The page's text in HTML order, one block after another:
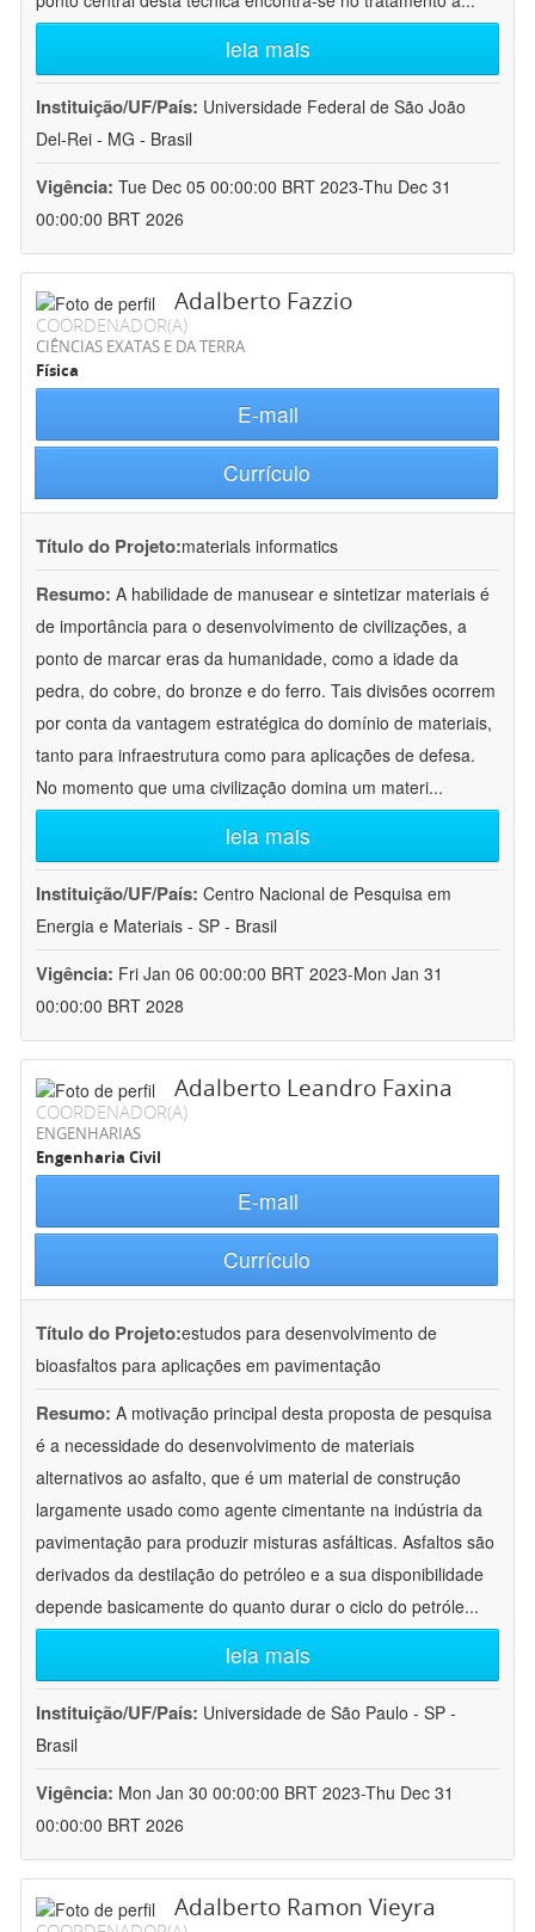
leia mais
Instituição/UF/País: Universidade Federal de São João
Del-Rei - MG - Brasil
Vigência: Tue Dec 05 00:00:00 BRT 2023-Thu Dec 31
00:00:00 BRT 2026
Adalberto Fazzio
COORDENADOR(A)
CIÊNCIAS EXATAS E DA TERRA
Física
E-mail
Currículo
Título do Projeto:materials informatics
Resumo: A habilidade de manusear e sintetizar materiais é
de importância para o desenvolvimento de civilizações, a
ponto de marcar eras da humanidade, como a idade da
pedra, do cobre, do bronze e do ferro. Tais divisões ocorrem
por conta da vantagem estratégica do domínio de materiais,
tanto para infraestrutura como para aplicações de defesa.
No momento que uma civilização domina um materi...
leia mais
Instituição/UF/País: Centro Nacional de Pesquisa em
Energia e Materiais - SP - Brasil
Vigência: Fri Jan 06 00:00:00 BRT 2023-Mon Jan 31
00:00:00 BRT 2028
Adalberto Leandro Faxina
COORDENADOR(A)
ENGENHARIAS
Engenharia Civil
E-mail
Currículo
Título do Projeto:estudos para desenvolvimento de
bioasfaltos para aplicações em pavimentação
Resumo: A motivação principal desta proposta de pesquisa
é a necessidade do desenvolvimento de materiais
alternativos ao asfalto, que é um material de construção
largamente usado como agente cimentante na indústria da
pavimentação para produzir misturas asfálticas. Asfaltos são
derivados da destilação do petróleo e a sua disponibilidade
depende basicamente do quanto durar o ciclo do petróle...
leia mais
Instituição/UF/País: Universidade de São Paulo - SP -
Brasil
Vigência: Mon Jan 30 00:00:00 BRT 2023-Thu Dec 31
00:00:00 BRT 2026
Adalberto Ramon Vieyra